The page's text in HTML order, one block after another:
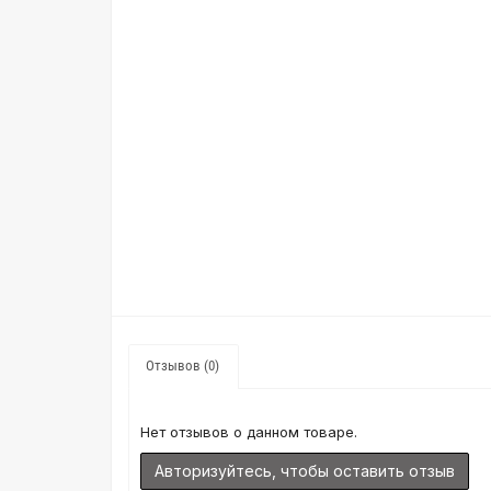
Отзывов (0)
Нет отзывов о данном товаре.
Авторизуйтесь, чтобы оставить отзыв